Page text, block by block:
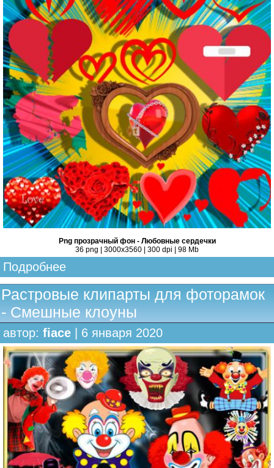
Png прозрачный фон - Любовные сердечки
36 png | 3000х3560 | 300 dpi | 98 Mb
Подробнее
Растровые клипарты для фоторамок
- Смешные клоуны
автор: fiace | 6 января 2020